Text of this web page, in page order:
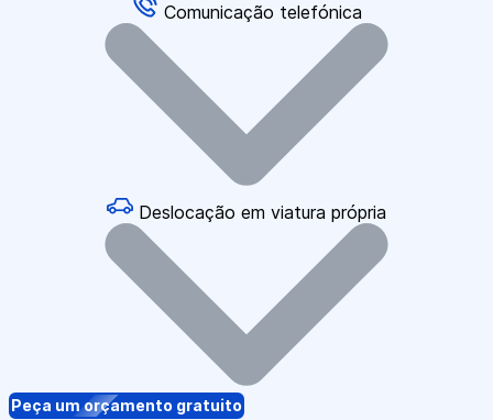
Comunicação telefónica
Deslocação em viatura própria
Peça um orçamento gratuito